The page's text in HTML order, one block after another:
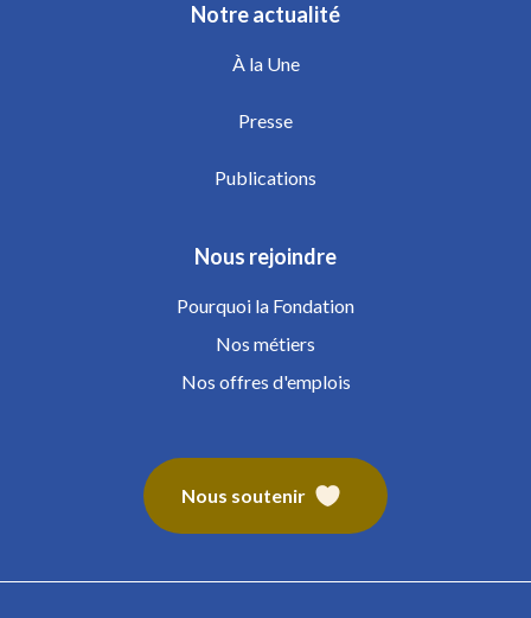
Notre actualité
À la Une
Presse
Publications
Nous rejoindre
Pourquoi la Fondation
Nos métiers
Nos offres d'emplois
Nous soutenir